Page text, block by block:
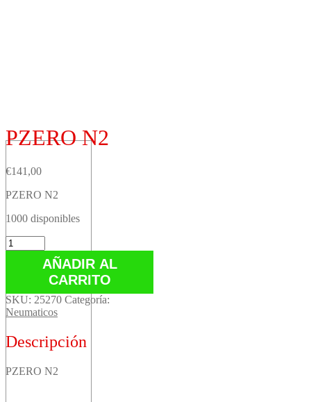
PZERO N2
€141,00
PZERO N2
1000 disponibles
PZERO
N2
AÑADIR AL
CARRITO
SKU: 25270 Categoría:
Neumaticos
Descripción
PZERO N2